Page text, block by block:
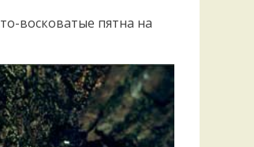
восковатые пятна на